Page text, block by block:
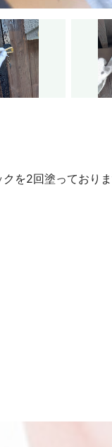
を2回塗っておりま